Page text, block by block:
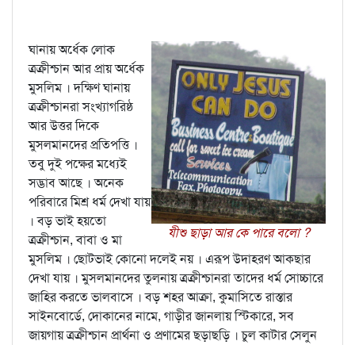
যীশু ছাড়া আর কে পারে বলো ?
ঘানায় অর্ধেক লোক
ত্রক্রীশ্চান আর প্রায় অর্ধেক
মুসলিম । দক্ষিণ ঘানায়
ত্রক্রীশ্চানরা সংখ্যাগরিষ্ঠ
আর উত্তর দিকে
মুসলমানদের প্রতিপত্তি ।
তবু দুই পক্ষের মধ্যেই
সদ্ভাব আছে । অনেক
পরিবারে মিশ্র ধর্ম দেখা যায়
। বড় ভাই হয়তো
ত্রক্রীশ্চান, বাবা ও মা
মুসলিম । ছোটভাই কোনো দলেই নয় । এরূপ উদাহরণ আকছার
দেখা যায় । মুসলমানদের তুলনায় ত্রক্রীশ্চানরা তাদের ধর্ম সোচ্চারে
জাহির করতে ভালবাসে । বড় শহর আক্রা, কুমাসিতে রাস্তার
সাইনবোর্ডে, দোকানের নামে, গাড়ীর জানলায় স্টিকারে, সব
জায়গায় ত্রক্রীশ্চান প্রার্থনা ও প্রণামের ছড়াছড়ি । চুল কাটার সেলুন